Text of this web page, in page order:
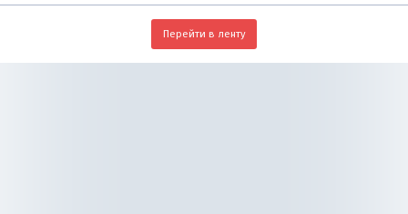
Перейти в ленту